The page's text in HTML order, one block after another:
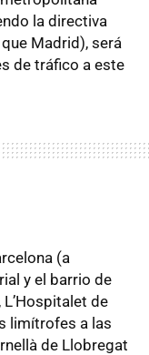
la directiva
Madrid), será
de tráfico a este
(a
y el barrio de
de
limítrofes a las
de Llobregat